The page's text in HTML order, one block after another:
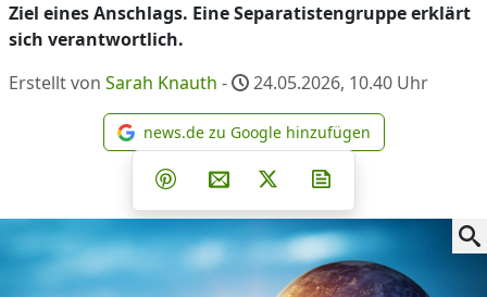
Ziel eines Anschlags. Eine Separatistengruppe erklärt
sich verantwortlich.
Erstellt von Sarah Knauth - 24.05.2026, 10.40 Uhr
news.de zu Google
news.de zu Google hinzufügen
Teilen auf Facebook
Teilen auf Whatsapp
Teilen auf Telegram
Teilen auf Pinterest
Per E-Mail teilen
Post auf X